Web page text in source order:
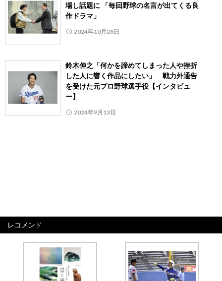
場し話題に 「毎回野球の名言が出てくる良
作ドラマ」
2024年10月28日
鈴木伸之「何かを諦めてしまった人や挫折
した人に響く作品にしたい」 戦力外通告
を受けた元プロ野球選手役【インタビュ
ー】
2024年9月13日
レコメンド